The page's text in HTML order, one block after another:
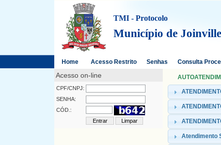
TMI - Protocolo
Município de Joinville
Home Acesso Restrito Senhas Consulta
Acesso on-line
CPF/CNPJ:
SENHA:
CÓD.:
Atendimento